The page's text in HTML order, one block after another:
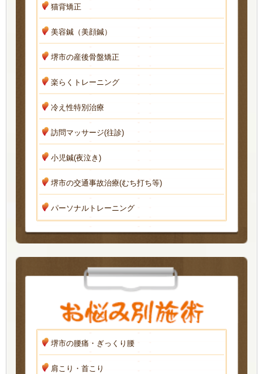
猫背矯正
美容鍼（美顔鍼）
堺市の産後骨盤矯正
楽らくトレーニング
冷え性特別治療
訪問マッサージ(往診)
小児鍼(夜泣き)
堺市の交通事故治療(むち打ち等)
パーソナルトレーニング
堺市の腰痛・ぎっくり腰
肩こり・首こり